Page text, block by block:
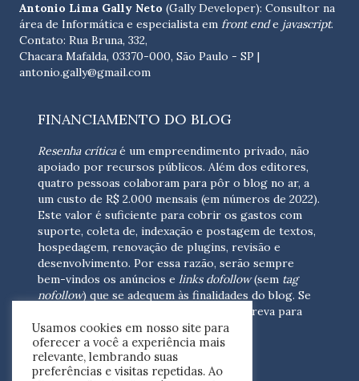
Antonio Lima Gally Neto (Gally Developer): Consultor na
área de Informática e especialista em front ende javascript.
Contato: Rua Bruna, 332,
Chacara Mafalda, 03370-000, São Paulo - SP |
antonio.gally@gmail.com
FINANCIAMENTO DO BLOG
Resenha críticaé um empreendimento privado, não
apoiado por recursos públicos. Além dos editores,
quatro pessoas colaboram para pôr o blog no ar, a
um custo de R$ 2.000 mensais (em números de 2022).
Este valor é suficiente para cobrir os gastos com
suporte, coleta de, indexação e postagem de textos,
hospedagem, renovação de plugins, revisão e
desenvolvimento. Por essa razão, serão sempre
bem-vindos os anúncios e links dofollow(sem tag
nofollow) que se adequem às finalidades do blog. Se
escreva para
nós(contato@resenhacritica.com.br)
FONTES E ACERVO
Usamos cookies em nosso site para
oferecer a você a experiência mais
relevante, lembrando suas
preferências e visitas repetidas. Ao